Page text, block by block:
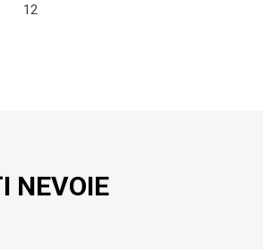
12
NEVOIE